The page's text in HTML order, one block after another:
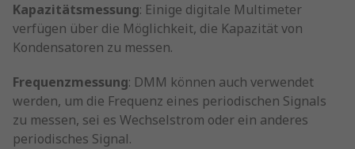
Kapazitätsmessung: Einige digitale Multimeter
verfügen über die Möglichkeit, die Kapazität von
Kondensatoren zu messen.
Frequenzmessung: DMM können auch verwendet
werden, um die Frequenz eines periodischen Signals
zu messen, sei es Wechselstrom oder ein anderes
periodisches Signal.